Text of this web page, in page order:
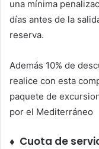
una mínima
días antes de la
reserva.
Además 10% de
realice con esta
paquete de
por el Mediterráneo
♦ Cuota de